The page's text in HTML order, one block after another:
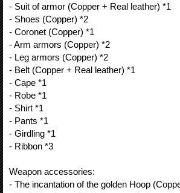
- Suit of armor (Copper + Real leather) *1
- Shoes (Copper) *2
- Coronet (Copper) *1
- Arm armors (Copper) *2
- Leg armors (Copper) *2
- Belt (Copper + Real leather) *1
- Cape *1
- Robe *1
- Shirt *1
- Pants *1
- Girdling *1
- Ribbon *3
Weapon accessories:
- The incantation of the golden Hoop